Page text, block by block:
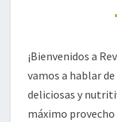
¡Bienvenidos a
vamos a hablar
deliciosas y
máximo